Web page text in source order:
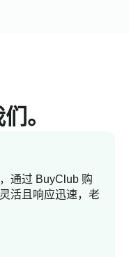
。
通过 BuyClub 购
活且响应迅速，老